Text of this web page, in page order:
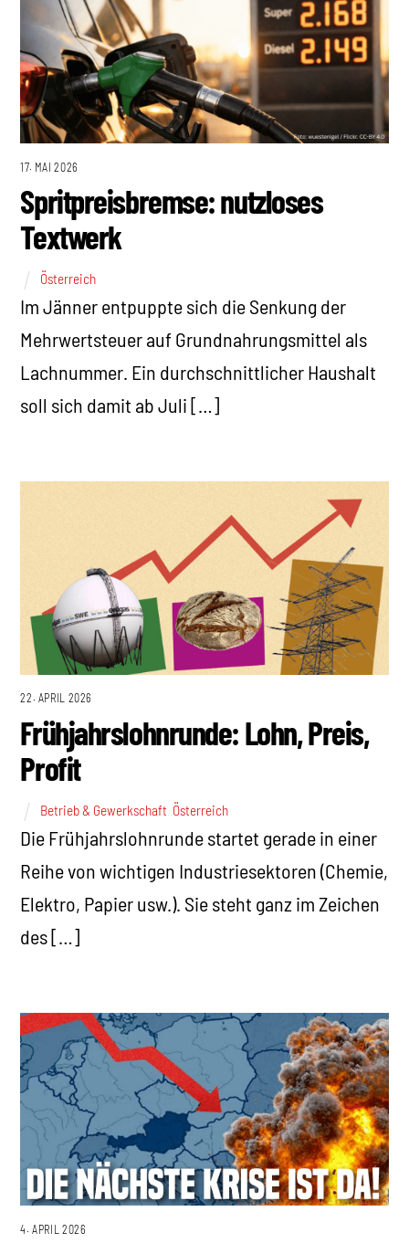
17. MAI 2026
Spritpreisbremse: nutzloses
Textwerk
Österreich
Im Jänner entpuppte sich die Senkung der
Mehrwertsteuer auf Grundnahrungsmittel als
Lachnummer. Ein durchschnittlicher Haushalt
soll sich damit ab Juli […]
22. APRIL 2026
Frühjahrslohnrunde: Lohn, Preis,
Profit
Betrieb & Gewerkschaft Österreich
Die Frühjahrslohnrunde startet gerade in einer
Reihe von wichtigen Industriesektoren (Chemie,
Elektro, Papier usw.). Sie steht ganz im Zeichen
des […]
4. APRIL 2026